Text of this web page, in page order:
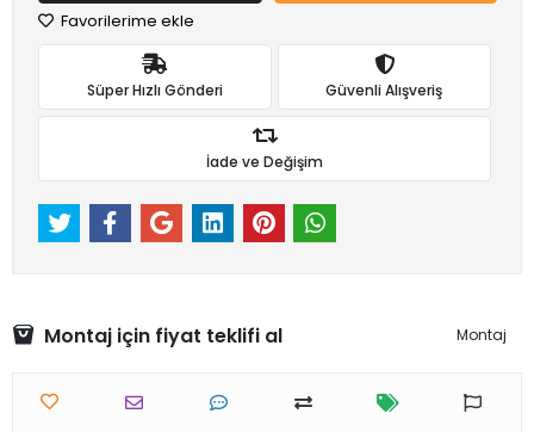
Favorilerime ekle
Süper Hızlı Gönderi Güvenli Alışveriş
İade ve Değişim
Montaj için fiyat teklifi al Montaj